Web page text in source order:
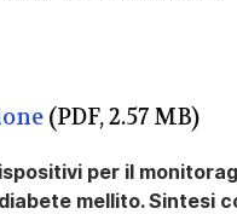
(PDF, 2.57 MB)
per il
mellito. Sintesi